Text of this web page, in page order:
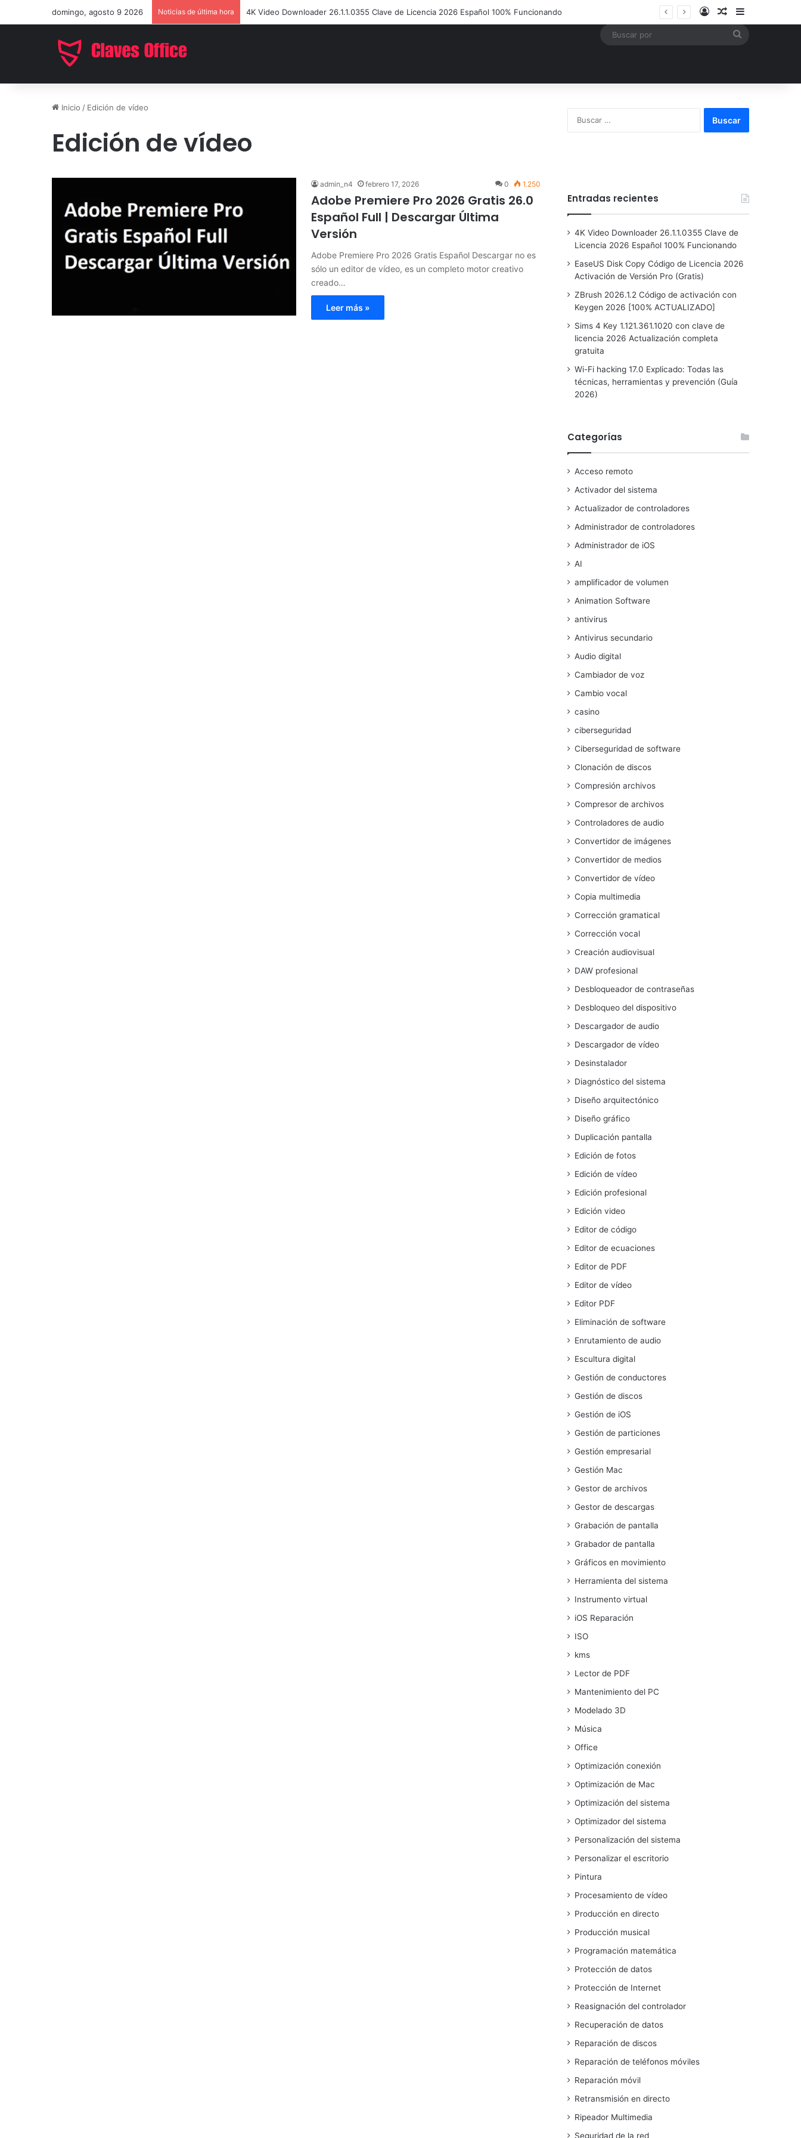
domingo, agosto 9 2026 Noticias de última hora EaseUS Disk Copy Código de Licencia 2026 Activación de Versión Pro (Gratis) AccesoPublicación al
Barra lateral
Inicio / Edición de vídeo
Edición de vídeo
admin_n4 febrero 17, 2026 0 1.250
Adobe Premiere Pro 2026 Gratis 26.0
Español Full | Descargar Última
Versión
Adobe Premiere Pro 2026 Gratis Español Descargar no es
sólo un editor de vídeo, es un completo motor creativo
creado…
Leer más »
Entradas recientes
4K Video Downloader 26.1.1.0355 Clave de
Licencia 2026 Español 100% Funcionando
EaseUS Disk Copy Código de Licencia 2026
Activación de Versión Pro (Gratis)
ZBrush 2026.1.2 Código de activación con
Keygen 2026 [100% ACTUALIZADO]
Sims 4 Key 1.121.361.1020 con clave de
licencia 2026 Actualización completa
gratuita
Wi-Fi hacking 17.0 Explicado: Todas las
técnicas, herramientas y prevención (Guía
2026)
Categorías
Acceso remoto
Activador del sistema
Actualizador de controladores
Administrador de controladores
Administrador de iOS
AI
amplificador de volumen
Animation Software
antivirus
Antivirus secundario
Audio digital
Cambiador de voz
Cambio vocal
casino
ciberseguridad
Ciberseguridad de software
Clonación de discos
Compresión archivos
Compresor de archivos
Controladores de audio
Convertidor de imágenes
Convertidor de medios
Convertidor de vídeo
Copia multimedia
Corrección gramatical
Corrección vocal
Creación audiovisual
DAW profesional
Desbloqueador de contraseñas
Desbloqueo del dispositivo
Descargador de audio
Descargador de vídeo
Desinstalador
Diagnóstico del sistema
Diseño arquitectónico
Diseño gráfico
Duplicación pantalla
Edición de fotos
Edición de vídeo
Edición profesional
Edición video
Editor de código
Editor de ecuaciones
Editor de PDF
Editor de vídeo
Editor PDF
Eliminación de software
Enrutamiento de audio
Escultura digital
Gestión de conductores
Gestión de discos
Gestión de iOS
Gestión de particiones
Gestión empresarial
Gestión Mac
Gestor de archivos
Gestor de descargas
Grabación de pantalla
Grabador de pantalla
Gráficos en movimiento
Herramienta del sistema
Instrumento virtual
iOS Reparación
ISO
kms
Lector de PDF
Mantenimiento del PC
Modelado 3D
Música
Office
Optimización conexión
Optimización de Mac
Optimización del sistema
Optimizador del sistema
Personalización del sistema
Personalizar el escritorio
Pintura
Procesamiento de vídeo
Producción en directo
Producción musical
Programación matemática
Protección de datos
Protección de Internet
Reasignación del controlador
Recuperación de datos
Reparación de discos
Reparación de teléfonos móviles
Reparación móvil
Retransmisión en directo
Ripeador Multimedia
Seguridad de la red